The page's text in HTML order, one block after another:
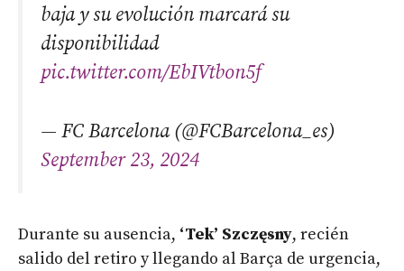
baja y su evolución marcará su
disponibilidad
pic.twitter.com/EbIVtbon5f
— FC Barcelona (@FCBarcelona_es)
September 23, 2024
Durante su ausencia, ‘Tek’ Szczęsny, recién
salido del retiro y llegando al Barça de urgencia,